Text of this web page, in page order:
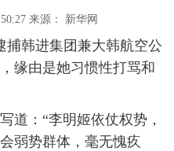
房产
彩票 食品
军事 无人机
来源： 新华网
韩进集团兼大韩航空公
缘由是她习惯性打骂和
：“李明姬依仗权势，
弱势群体，毫无愧疚